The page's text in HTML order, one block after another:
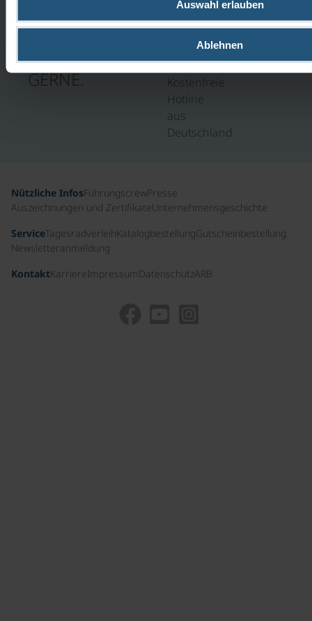
Auswahl erlauben
Ablehnen
HELFEN
GERNE.
0800
11 47
Kostenfreie
Hotline
aus
Deutschland
Nützliche InfosFührungscrewPresse
Auszeichnungen und ZertifikateUnternehmensgeschichte
ServiceTagesradverleihKatalogbestellungGutscheinbestellung
Newsletteranmeldung
KontaktKarriereImpressum DatenschutzARB